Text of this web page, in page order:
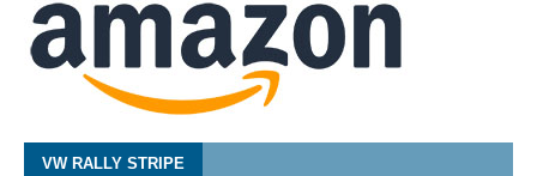
VW RALLY STRIPE